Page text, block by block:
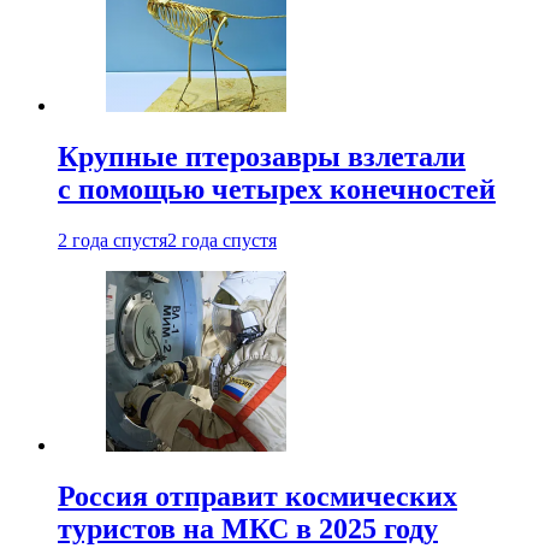
Крупные птерозавры взлетали
с помощью четырех конечностей
2 года спустя2 года спустя
Россия отправит космических
туристов на МКС в 2025 году